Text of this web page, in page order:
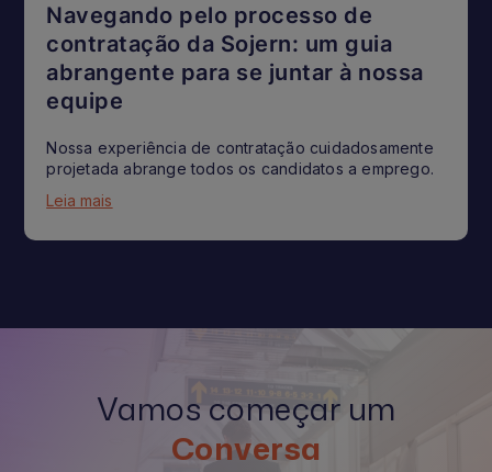
Navegando pelo processo de
contratação da Sojern: um guia
abrangente para se juntar à nossa
equipe
Nossa experiência de contratação cuidadosamente
projetada abrange todos os candidatos a emprego.
Leia mais
Vamos começar um
Conversa